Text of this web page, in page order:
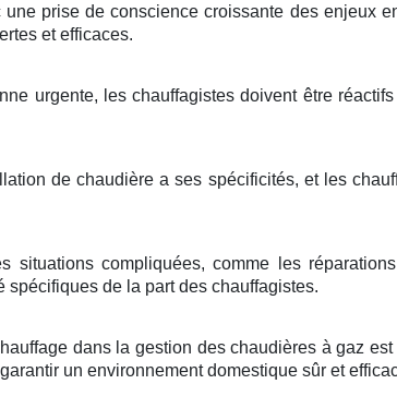
une prise de conscience croissante des enjeux
et efficaces.
urgente, les chauffagistes doivent être
de chaudière a ses spécificités, et les
situations compliquées, comme les
de la part des chauffagistes.
dans la gestion des chaudières à gaz
un environnement domestique sûr et